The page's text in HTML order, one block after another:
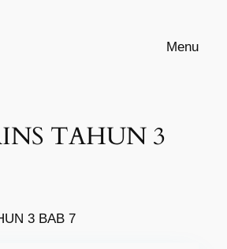
Menu
TAHUN 3
3 BAB 7